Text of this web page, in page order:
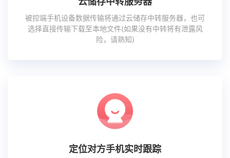
被控端手机设备数据传输将通过云储存中转服务器，也可
选择直接传输下载至本地文件(如果没有中转将有泄露风
险，请熟知)
定位对方手机实时跟踪